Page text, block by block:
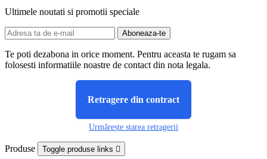
Ultimele noutati si promotii speciale
Te poti dezabona in orice moment. Pentru aceasta te rugam sa
folosesti informatiile noastre de contact din nota legala.
Retragere din contract
Urmărește starea retragerii
Produse Toggle produse links 